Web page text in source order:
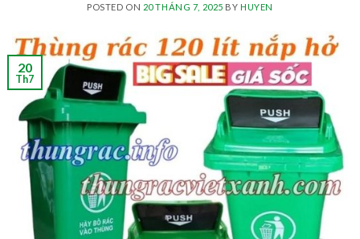
POSTED ON 20 THÁNG 7, 2025 BY HUYEN
20
Th7